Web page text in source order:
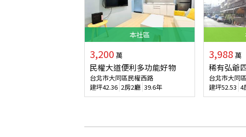
本社區
3,200 萬
民權大道便利多功能好物
台北市大同區民權西路
建坪42.36 2房2廳 39.6年
3,988 萬
稀有弘爺
台北市大同
建坪52.53 4